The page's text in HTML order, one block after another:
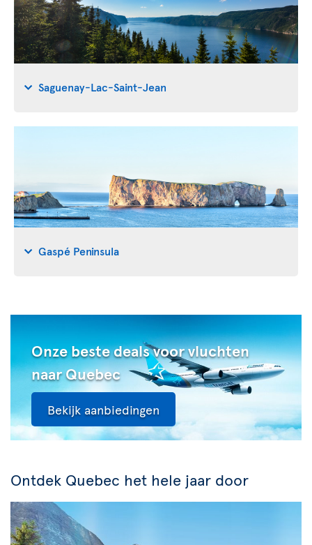
Saguenay-Lac-Saint-Jean
Gaspé Peninsula
Onze beste deals voor vluchten
naar Quebec
Bekijk aanbiedingen
Ontdek Quebec het hele jaar door